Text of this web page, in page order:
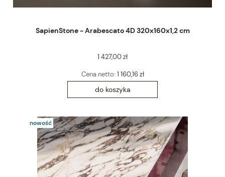
SapienStone - Arabescato 4D 320x160x1,2 cm
1 427,00 zł
Cena netto: 1 160,16 zł
do koszyka
nowość